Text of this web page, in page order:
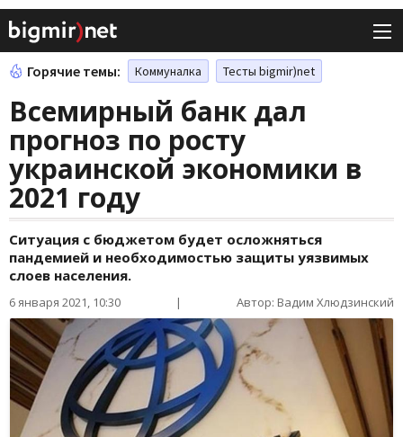
Горячие темы: Коммуналка Тесты bigmir)net
Всемирный банк дал
прогноз по росту
украинской экономики в
2021 году
Ситуация с бюджетом будет осложняться
пандемией и необходимостью защиты уязвимых
слоев населения.
6 января 2021, 10:30 | Автор: Вадим Хлюдзинский